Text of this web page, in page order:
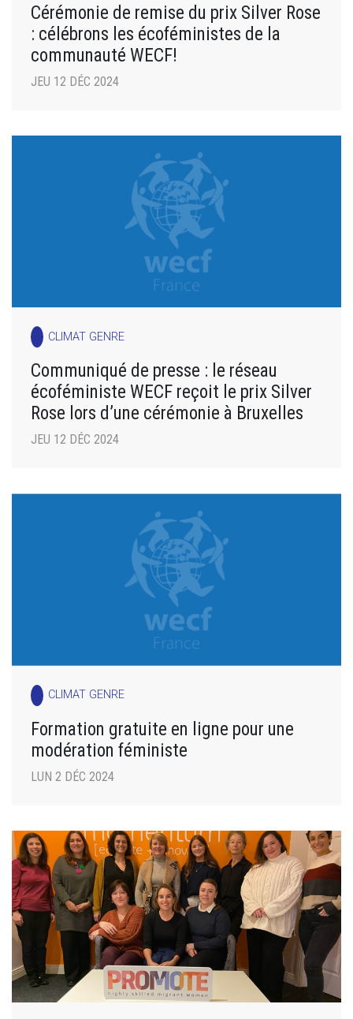
Cérémonie de remise du prix Silver Rose
: célébrons les écoféministes de la
communauté WECF!
JEU 12 DÉC 2024
CLIMAT GENRE
Communiqué de presse : le réseau
écoféministe WECF reçoit le prix Silver
Rose lors d’une cérémonie à Bruxelles
JEU 12 DÉC 2024
CLIMAT GENRE
Formation gratuite en ligne pour une
modération féministe
LUN 2 DÉC 2024